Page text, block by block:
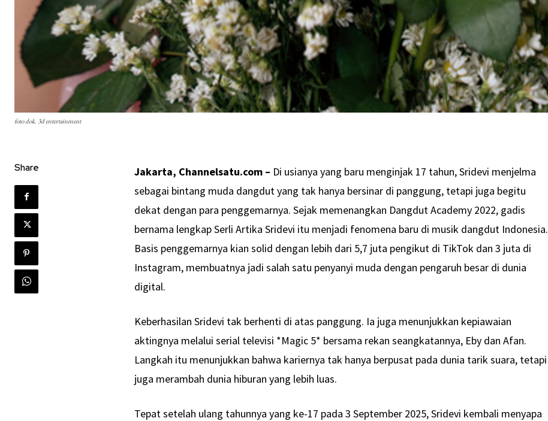
foto dok. 3d entertainment
Share Jakarta, Channelsatu.com – Di usianya yang baru menginjak 17 tahun, Sridevi menjelma
sebagai bintang muda dangdut yang tak hanya bersinar di panggung, tetapi juga begitu
dekat dengan para penggemarnya. Sejak memenangkan Dangdut Academy 2022, gadis
bernama lengkap Serli Artika Sridevi itu menjadi fenomena baru di musik dangdut Indonesia.
Basis penggemarnya kian solid dengan lebih dari 5,7 juta pengikut di TikTok dan 3 juta di
Instagram, membuatnya jadi salah satu penyanyi muda dengan pengaruh besar di dunia
digital.
Keberhasilan Sridevi tak berhenti di atas panggung. Ia juga menunjukkan kepiawaian
aktingnya melalui serial televisi *Magic 5* bersama rekan seangkatannya, Eby dan Afan.
Langkah itu menunjukkan bahwa kariernya tak hanya berpusat pada dunia tarik suara, tetapi
juga merambah dunia hiburan yang lebih luas.
Tepat setelah ulang tahunnya yang ke-17 pada 3 September 2025, Sridevi kembali menyapa